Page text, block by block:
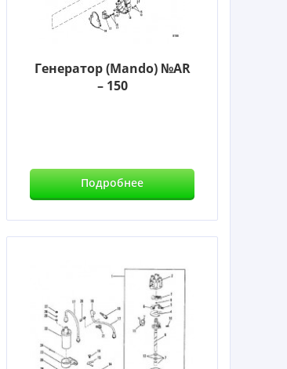
Генератор (Mando) №AR
– 150
Подробнее